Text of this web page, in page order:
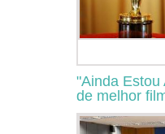
"Ainda Estou
de melhor